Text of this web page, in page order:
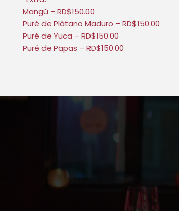
Mangú – RD$150.00
Puré de Plátano Maduro – RD$150.00
Puré de Yuca – RD$150.00
Puré de Papas – RD$150.00